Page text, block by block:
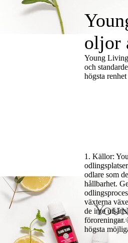
oljor
Young Living
och
högsta
1. Källor:
odlare som
hållbarhet.
växterna
de inte
föroreningar.
högsta